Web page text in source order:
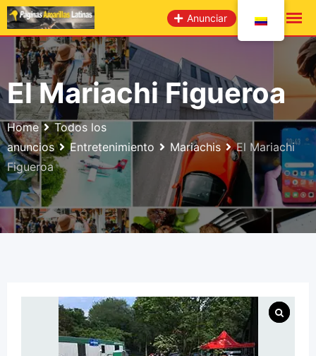
saltar
al
contenido
Anunciar
El Mariachi Figueroa
Home
Todos los
anuncios
Entretenimiento Mariachis
El Mariachi
Figueroa